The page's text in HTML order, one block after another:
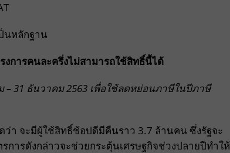
นหลักฐาน
การคนละครึ่งไม่สามารถใช้สิทธิ์นี้ได้
31 ธันวาคม 2563 เพื่อใช้ลดหย่อนภาษีในปีภาษี
า จะมีผู้ใช้สิทธิ์ช้อปดีมีคืนราว 3.7 ล้านคน ซึ่งรัฐจะ
ารดังกล่าวจะช่วยกระตุ้นเศรษฐกิจช่วงปลายปีทำให้